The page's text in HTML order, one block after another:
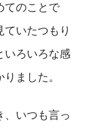
てのことで
いたつもり
いろいろな感
ました。
、いつも言っ